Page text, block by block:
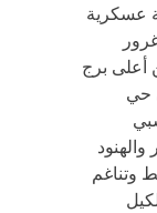
عسكرية
أعلى برج
حي
وتناغم